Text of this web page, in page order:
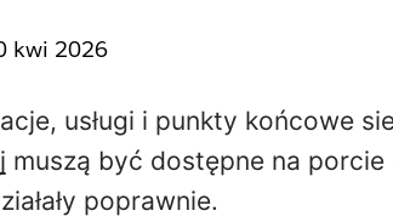
kwi 2026
usługi i punkty końcowe
muszą być dostępne na porcie
poprawnie.